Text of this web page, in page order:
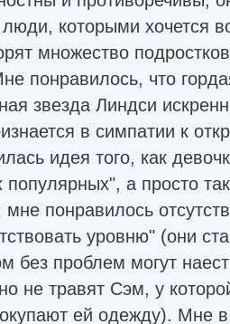
которыми хочется
множество
понравилось, что
звезда Линдси
в симпатии к
идея того, как
популярных", а просто
понравилось
уровню" (они
без проблем могут
не травят Сэм, у
ей одежду). Мне